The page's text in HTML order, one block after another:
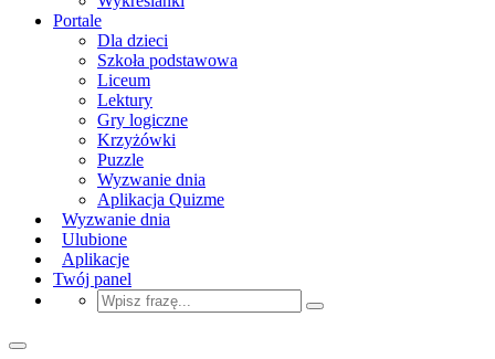
Portale
Dla dzieci
Szkoła podstawowa
Liceum
Lektury
Gry logiczne
Krzyżówki
Puzzle
Wyzwanie dnia
Aplikacja Quizme
Wyzwanie dnia
Ulubione
Aplikacje
Twój panel